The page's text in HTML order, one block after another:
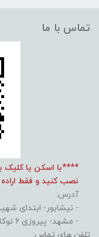
تماس با ما
****با اسکن یا کلیک
نصب کنید و فقط
آدرس:
- نیشابور- ابتدای شهید بهشتی 17 رنگ
- مشهد- پیروزی 6 نوکاریزی 6 کوچه اول سمت چپ